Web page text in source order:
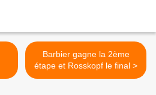
Barbier gagne la 2ème
étape et Rosskopf le final >